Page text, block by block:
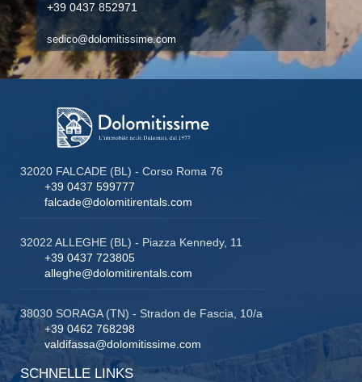
+39 0437 852971
sedico@dolomitissime.com
32020 FALCADE (BL) - Corso Roma 76
+39 0437 599777
falcade@dolomitirentals.com
32022 ALLEGHE (BL) - Piazza Kennedy, 11
+39 0437 723805
alleghe@dolomitirentals.com
38030 SORAGA (TN) - Stradon de Fascia, 10/a
+39 0462 768298
valdifassa@dolomitissime.com
SCHNELLE LINKS